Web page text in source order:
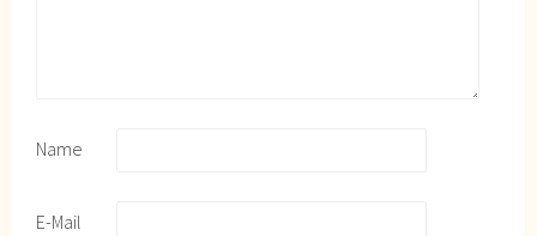
Name
E-Mail